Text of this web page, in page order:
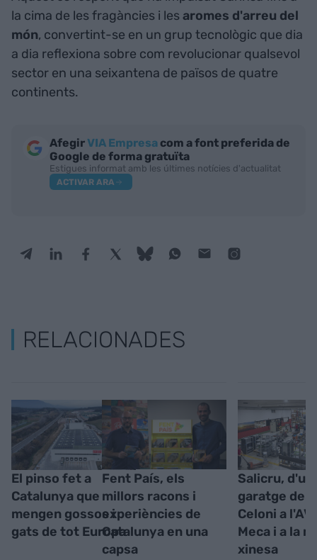
la cima de les fragàncies i lesaromes d'arreu del
món, convertint-se en un grup tecnològic que dia
a dia reflexiona sobre com revolucionar qualsevol
sector en una seixantena de països de quatre
continents.
AfegirVIA Empresa com a font preferida de
Google de forma gratuïta
Estigues informat amb les últimes notícies d'actualitat
ACTIVAR ARA
RELACIONADES
El pinso fet a
Catalunya que
mengen gossos i
gats de tot Europa
Fent País, els
millors racons i
experiències de
Catalunya en una
capsa
Salicru, d'un
garatge de
Celoni a
Meca i a la
xinesa